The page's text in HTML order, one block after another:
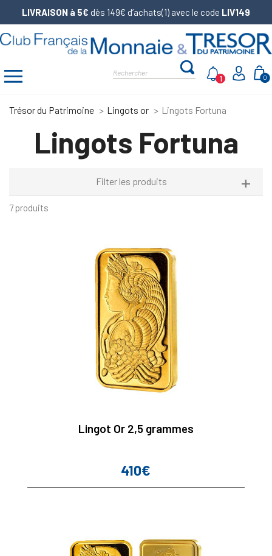
LIVRAISON à 5€ dès 149€ d’achats(1) avec le code LIV149
0
1
Trésor du Patrimoine Lingots or Lingots Fortuna
Lingots Fortuna
Filter les produits
7 produits
Lingot Or 2,5 grammes
Prix
410€